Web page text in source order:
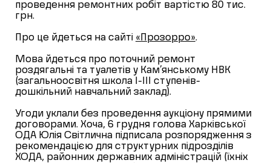
проведення ремонтних робіт вартістю 80 тис.
грн.
Про це йдеться на сайті «Прозорро».
Мова йдеться про поточний ремонт
роздягальні та туалетів у Кам’янському НВК
(загальноосвітня школа І-ІІІ ступенів-
дошкільний навчальний заклад).
Угоди уклали без проведення аукціону прямими
договорами. Хоча, 6 грудня голова Харківської
ОДА Юлія Світлична підписала розпорядження з
рекомендацією для структурних підрозділів
ХОДА, районних державних адміністрацій (їхніх